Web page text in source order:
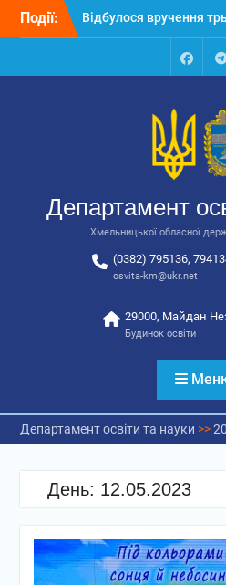
Перейти
Події:
Відбулося засідання
колегії Департаменту
освіти та науки
державної
відповідальних за
національно-
Департамент
Хмельницької обласної
(0382) 795136,
osvita-km@ukr.net
29000, Майдан
Будинок освіти
Департамент освіти та науки >>
День: 12.05.2023